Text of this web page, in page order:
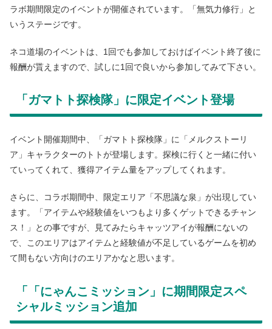
ラボ期間限定のイベントが開催されています。「無気力修行」と
いうステージです。
ネコ道場のイベントは、1回でも参加しておけばイベント終了後に
報酬が貰えますので、試しに1回で良いから参加してみて下さい。
「ガマトト探検隊」に限定イベント登場
イベント開催期間中、「ガマトト探検隊」に「メルクストーリ
ア」キャラクターのトトが登場します。探検に行くと一緒に付い
ていってくれて、獲得アイテム量をアップしてくれます。
さらに、コラボ期間中、限定エリア「不思議な泉」が出現してい
ます。「アイテムや経験値をいつもより多くゲットできるチャン
ス！」との事ですが、見てみたらキャッツアイが報酬にないの
で、このエリアはアイテムと経験値が不足しているゲームを初め
て間もない方向けのエリアかなと思います。
「「にゃんこミッション」に期間限定スペ
シャルミッション追加